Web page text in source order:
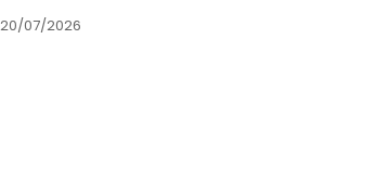
20/07/2026